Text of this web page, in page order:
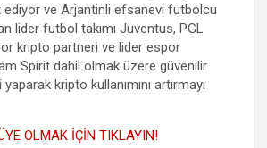
ediyor ve Arjantinli efsanevi futbolcu
lider futbol takımı Juventus, PGL
kripto partneri ve lider espor
Spirit dahil olmak üzere güvenilir
kripto kullanımını artırmayı
OLMAK İÇİN TIKLAYIN!